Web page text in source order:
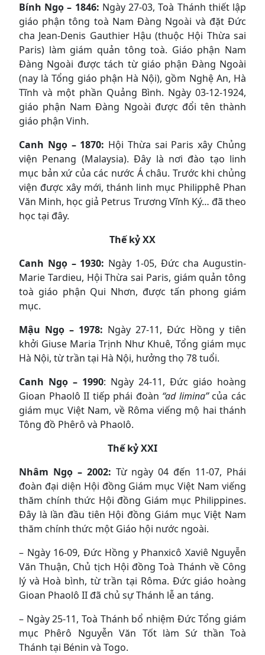
Bính Ngọ – 1846: Ngày 27-03, Toà Thánh thiết lập
giáo phận tông toà Nam Đàng Ngoài và đặt Đức
cha Jean-Denis Gauthier Hậu (thuộc Hội Thừa sai
Paris) làm giám quản tông toà. Giáo phận Nam
Đàng Ngoài được tách từ giáo phận Đàng Ngoài
(nay là Tổng giáo phận Hà Nội), gồm Nghệ An, Hà
Tĩnh và một phần Quảng Bình. Ngày 03-12-1924,
giáo phận Nam Đàng Ngoài được đổi tên thành
giáo phận Vinh.
Canh Ngọ – 1870: Hội Thừa sai Paris xây Chủng
viện Penang (Malaysia). Đây là nơi đào tạo linh
mục bản xứ của các nước Á châu. Trước khi chủng
viện được xây mới, thánh linh mục Philipphê Phan
Văn Minh, học giả Petrus Trương Vĩnh Ký… đã theo
học tại đây.
Thế kỷ XX
Canh Ngọ – 1930: Ngày 1-05, Đức cha Augustin-
Marie Tardieu, Hội Thừa sai Paris, giám quản tông
toà giáo phận Qui Nhơn, được tấn phong giám
mục.
Mậu Ngọ – 1978: Ngày 27-11, Ðức Hồng y tiên
khởi Giuse Maria Trịnh Như Khuê, Tổng giám mục
Hà Nội, từ trần tại Hà Nội, hưởng thọ 78 tuổi.
Canh Ngọ – 1990: Ngày 24-11, Đức giáo hoàng
Gioan Phaolô II tiếp phái đoàn “ad limina” của các
giám mục Việt Nam, về Rôma viếng mộ hai thánh
Tông đồ Phêrô và Phaolô.
Thế kỷ XXI
Nhâm Ngọ – 2002: Từ ngày 04 đến 11-07, Phái
đoàn đại diện Hội đồng Giám mục Việt Nam viếng
thăm chính thức Hội đồng Giám mục Philippines.
Đây là lần đầu tiên Hội đồng Giám mục Việt Nam
thăm chính thức một Giáo hội nước ngoài.
– Ngày 16-09, Đức Hồng y Phanxicô Xaviê Nguyễn
Văn Thuận, Chủ tịch Hội đồng Toà Thánh về Công
lý và Hoà bình, từ trần tại Rôma. Đức giáo hoàng
Gioan Phaolô II đã chủ sự Thánh lễ an táng.
– Ngày 25-11, Toà Thánh bổ nhiệm Đức Tổng giám
mục Phêrô Nguyễn Văn Tốt làm Sứ thần Toà
Thánh tại Bénin và Togo.